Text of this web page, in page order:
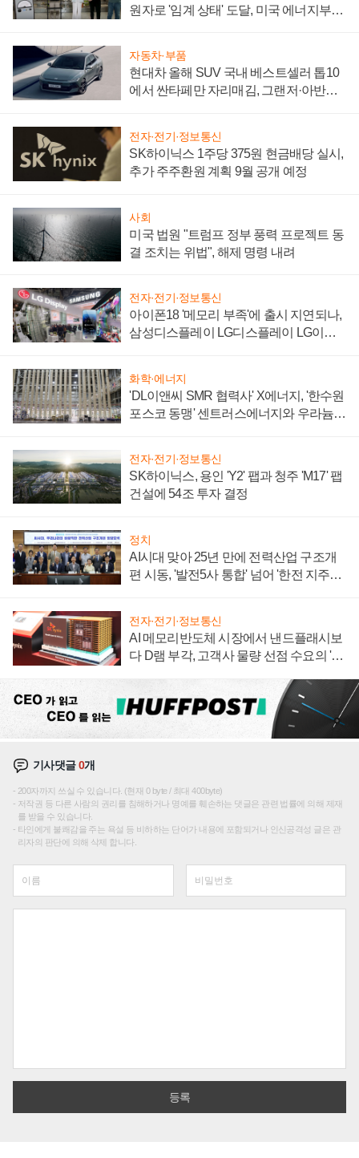
원자로 '임계 상태' 도달, 미국 에너지부
자동차·부품
현대차 올해 SUV 국내 베스트셀러 톱10
에서 싼타페만 자리매김, 그랜저·아반떼
전자·전기·정보통신
SK하이닉스 1주당 375원 현금배당 실시,
추가 주주환원 계획 9월 공개 예정
사회
미국 법원 "트럼프 정부 풍력 프로젝트 동
결 조치는 위법", 해제 명령 내려
전자·전기·정보통신
아이폰18 '메모리 부족'에 출시 지연되나,
삼성디스플레이 LG디스플레이 LG이노
화학·에너지
'DL이앤씨 SMR 협력사' X에너지, '한수원
포스코 동맹' 센트러스에너지와 우라늄
전자·전기·정보통신
SK하이닉스, 용인 'Y2' 팹과 청주 'M17' 팹
건설에 54조 투자 결정
정치
AI시대 맞아 25년 만에 전력산업 구조개
편 시동, '발전5사 통합' 넘어 '한전 지주사'
전자·전기·정보통신
AI 메모리반도체 시장에서 낸드플래시보
다 D램 부각, 고객사 물량 선점 수요의 '우
기사댓글0개
200자까지 쓰실 수 있습니다. (현재 0 byte / 최대 400byte)
저작권 등 다른 사람의 권리를 침해하거나 명예를 훼손하는 댓글은 관련 법률에 의해 제재
를 받을 수 있습니다.
타인에게 불쾌감을 주는 욕설 등 비하하는 단어가 내용에 포함되거나 인신공격성 글은 관
리자의 판단에 의해 삭제 합니다.